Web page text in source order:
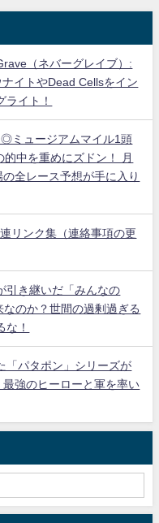
（ネバーグレイブ）:
イトやDead Cellsをイン
ライト！
ミュージアムマイル1頭
中を重めにズドン！ 月
全レース予想が手に入り
リンク集（連絡事項の更
引き継いだ「みんなの
のか？世間の過剰過ぎる
な！
「パタポン」シリーズが
強のヒーローと軍を率い